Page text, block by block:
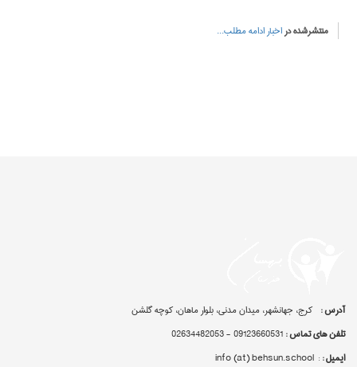
منتشرشده دراخبارادامه مطلب...
آدرس : کرج، جهانشهر، میدان مدنی، بلوار ماهان، کوچه گلشن
تلفن های تماس :09123660531 - 02634482053
ایمیل :: info (at) behsun.school